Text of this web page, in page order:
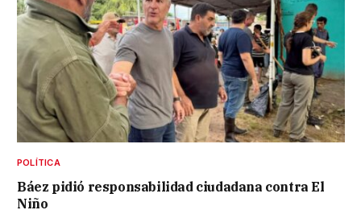
POLÍTICA
Báez pidió responsabilidad ciudadana contra El
Niño